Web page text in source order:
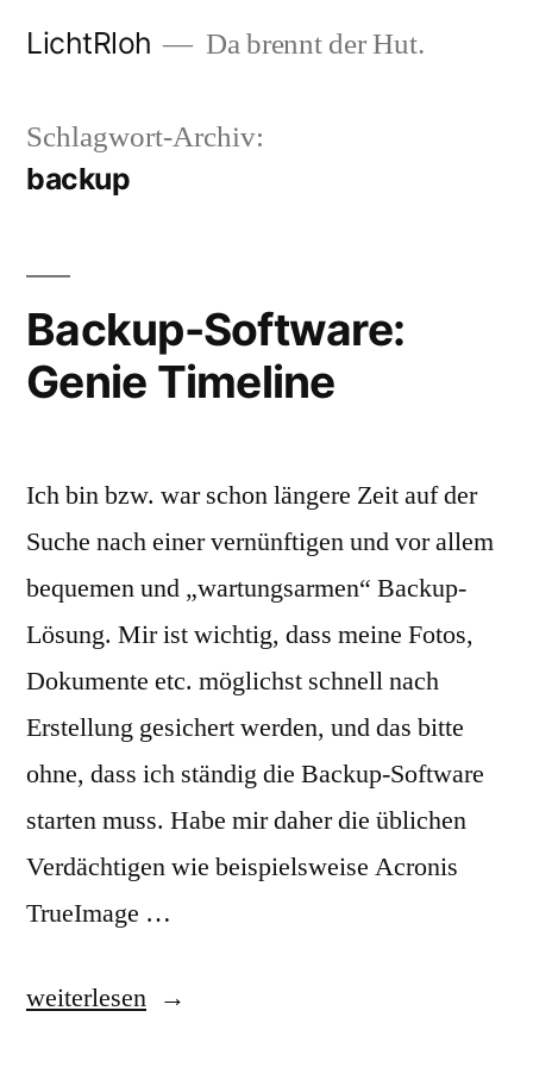
LichtRloh Da brennt der Hut.
Schlagwort-Archiv:
backup
Backup-Software:
Genie Timeline
Ich bin bzw. war schon längere Zeit auf der
Suche nach einer vernünftigen und vor allem
bequemen und „wartungsarmen“ Backup-
Lösung. Mir ist wichtig, dass meine Fotos,
Dokumente etc. möglichst schnell nach
Erstellung gesichert werden, und das bitte
ohne, dass ich ständig die Backup-Software
starten muss. Habe mir daher die üblichen
Verdächtigen wie beispielsweise Acronis
TrueImage …
„Backup-
weiterlesen